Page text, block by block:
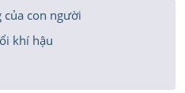
của con người
khí hậu